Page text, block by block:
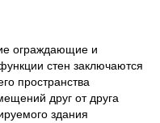
ограждающие и
стен заключаются
пространства
друг от друга
здания